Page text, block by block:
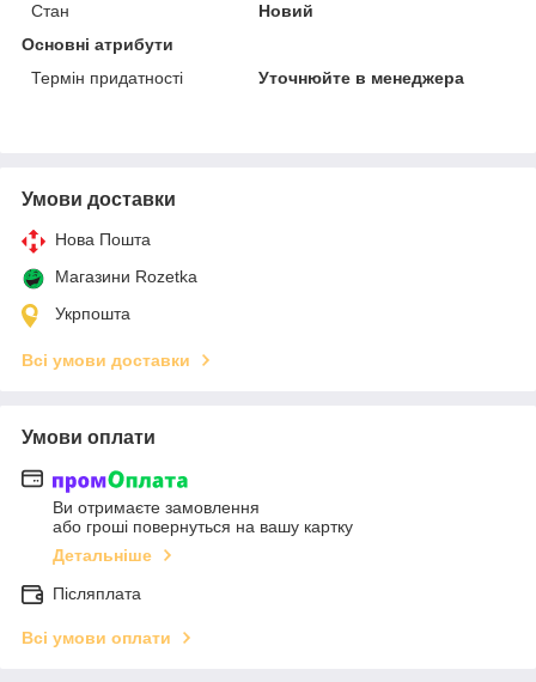
Стан
Новий
Основні атрибути
Термін придатності
Уточнюйте в менеджера
Умови доставки
Нова Пошта
Магазини Rozetka
Укрпошта
Всі умови доставки
Умови оплати
Ви отримаєте замовлення
або гроші повернуться на вашу картку
Детальніше
Післяплата
Всі умови оплати